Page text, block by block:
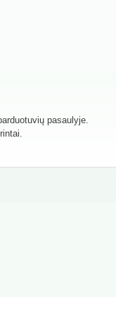
pasaulyje.